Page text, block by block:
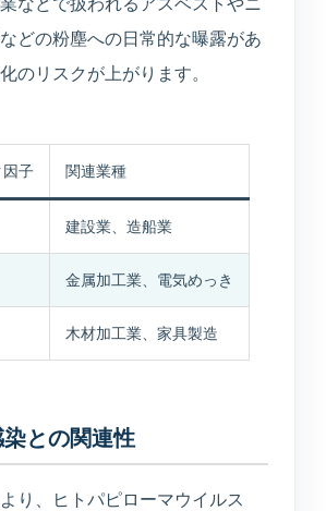
などで扱われるアスベストやニ
どの粉塵への日常的な曝露があ
のリスクが上がります。
因子 関連業種
建設業、造船業
金属加工業、電気めっき
木材加工業、家具製造
との関連性
り、ヒトパピローマウイルス